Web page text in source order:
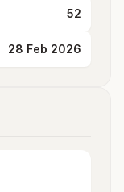
52
28 Feb 2026